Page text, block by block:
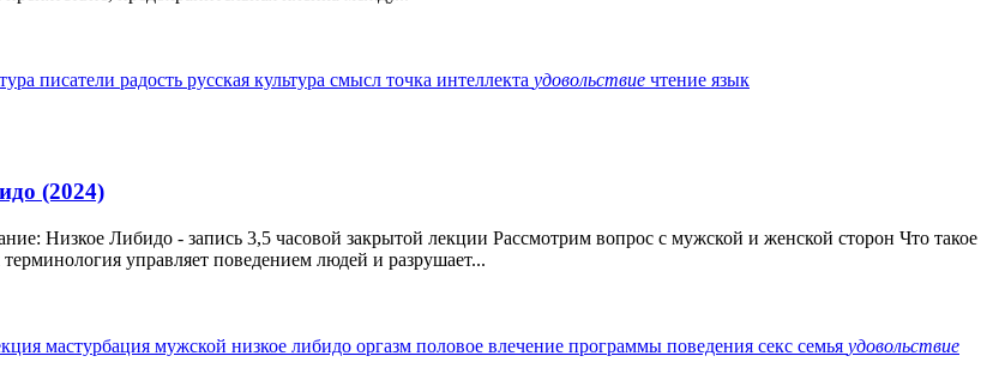
писатели радость русская культура смысл точка интеллекта удовольствие чтение язык
(2024)
Низкое Либидо - запись 3,5 часовой закрытой лекции Рассмотрим вопрос с мужской и женской сторон Что такое
управляет поведением людей и разрушает...
мастурбация мужской низкое либидо оргазм половое влечение программы поведения секс семья удовольствие